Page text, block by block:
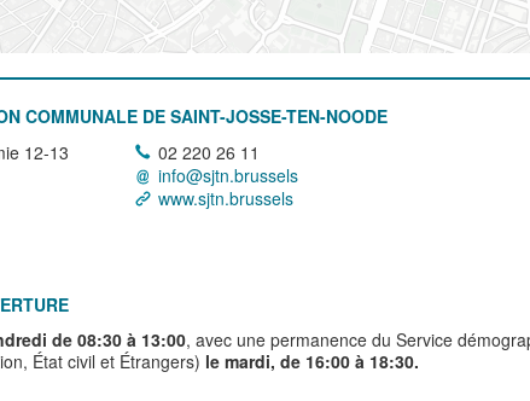
COMMUNALE DE SAINT-JOSSE-TEN-NOODE
12-13
02 220 26 11
info@sjtn.brussels
www.sjtn.brussels
de 08:30 à 13:00, avec une permanence du Service
État civil et Étrangers) le mardi, de 16:00 à 18:30.